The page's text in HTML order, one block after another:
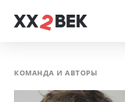
КОМАНДА И АВТОРЫ